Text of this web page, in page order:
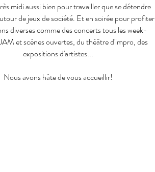
midi aussi bien pour travailler que se détendre
de jeux de société. Et en soirée pour profiter
diverses comme des concerts tous les week-
et scènes ouvertes, du théâtre d'impro, des
expositions d'artistes...
Nous avons hâte de vous accueillir!